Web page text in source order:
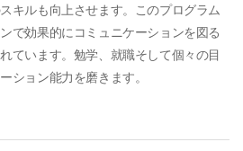
キルも向上させます。このプログラム
で効果的にコミュニケーションを図る
ています。勉学、就職そして個々の目
ション能力を磨きます。